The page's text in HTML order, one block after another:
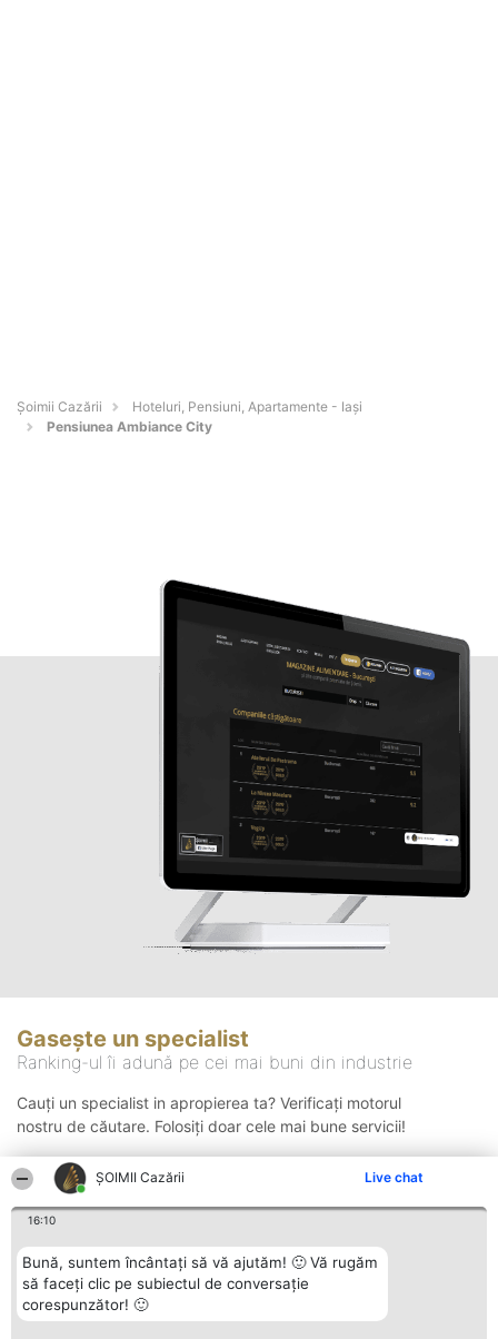
ȘOIMII Cazării Live chat
16:10
Bună, suntem încântați să vă ajutăm! 🙂 Vă rugăm
să faceți clic pe subiectul de conversație
corespunzător! 🙂
Șoimii Cazării
Hoteluri, Pensiuni, Apartamente - Iaşi
Pensiunea Ambiance City
Gasește un specialist
Ranking-ul îi adună pe cei mai buni din industrie
Cauți un specialist in apropierea ta? Verificați motorul
nostru de căutare. Folosiți doar cele mai bune servicii!